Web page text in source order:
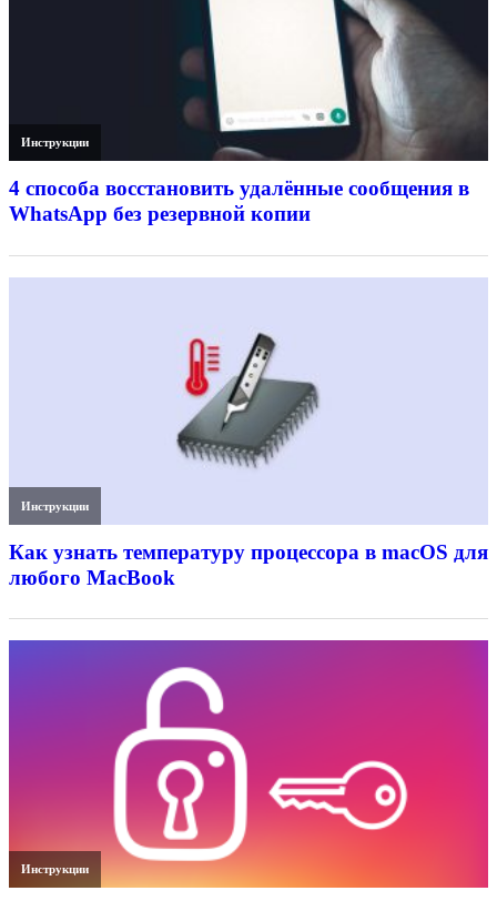
Инструкции
4 способа восстановить удалённые сообщения в
WhatsApp без резервной копии
Инструкции
Как узнать температуру процессора в macOS для
любого MacBook
Инструкции